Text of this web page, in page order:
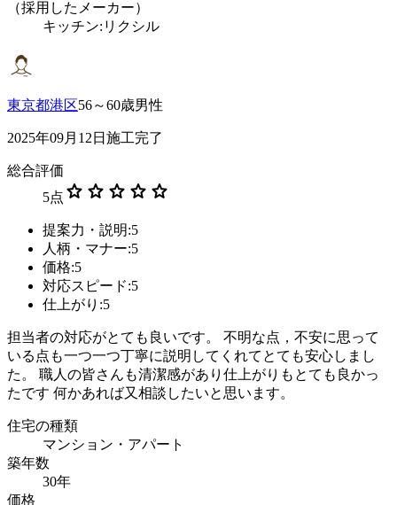
（採用したメーカー）
キッチン:リクシル
東京都港区56～60歳男性
2025年09月12日施工完了
総合評価
5点 star star star star star
提案力・説明:5
人柄・マナー:5
価格:5
対応スピード:5
仕上がり:5
担当者の対応がとても良いです。 不明な点，不安に思って
いる点も一つ一つ丁寧に説明してくれてとても安心しまし
た。 職人の皆さんも清潔感があり仕上がりもとても良かっ
たです 何かあれば又相談したいと思います。
住宅の種類
マンション・アパート
築年数
30年
価格